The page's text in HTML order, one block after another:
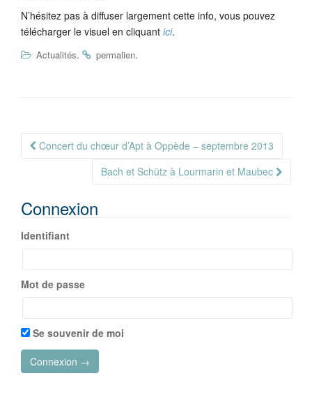
N’hésitez pas à diffuser largement cette info, vous pouvez
télécharger le visuel en cliquant ici.
Actualités. permalien.
Navigation
Concert du chœur d’Apt à Oppède – septembre 2013
Bach et Schütz à Lourmarin et Maubec
Connexion
Identifiant
Mot de passe
Se souvenir de moi